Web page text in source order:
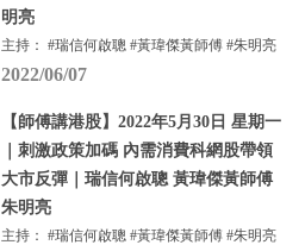
明亮
主持： #瑞信何啟聰 #黃瑋傑黃師傅 #朱明亮
2022/06/07
【師傅講港股】2022年5月30日 星期一
｜刺激政策加碼 內需消費科網股帶領
大市反彈｜瑞信何啟聰 黃瑋傑黃師傅
朱明亮
主持： #瑞信何啟聰 #黃瑋傑黃師傅 #朱明亮